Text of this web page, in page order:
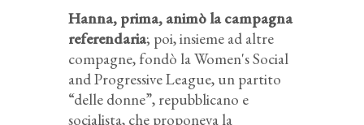
Hanna, prima, animò la campagna
referendaria; poi, insieme ad altre
compagne, fondò la Women's Social
and Progressive League, un partito
“delle donne”, repubblicano e
socialista, che proponeva la